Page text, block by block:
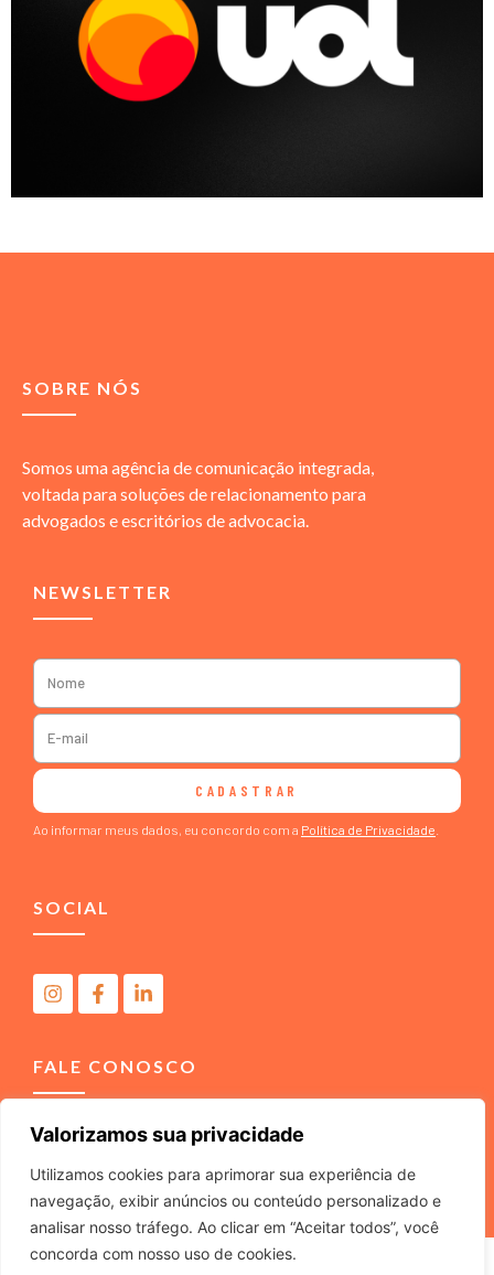
Valorizamos sua privacidade
Utilizamos cookies para aprimorar sua experiência de
navegação, exibir anúncios ou conteúdo personalizado e
analisar nosso tráfego. Ao clicar em “Aceitar todos”, você
concorda com nosso uso de cookies.
SOBRE NÓS
Somos uma agência de comunicação integrada,
voltada para soluções de relacionamento para
advogados e escritórios de advocacia.
NEWSLETTER
CADASTRAR
Ao informar meus dados, eu concordo com a Política de Privacidade
SOCIAL
FALE CONOSCO
(11) 4040-3666 contato@m2comunicacao.com.br
M2 COMUNICACAO JURIDICA LTDA – ME – CNPJ